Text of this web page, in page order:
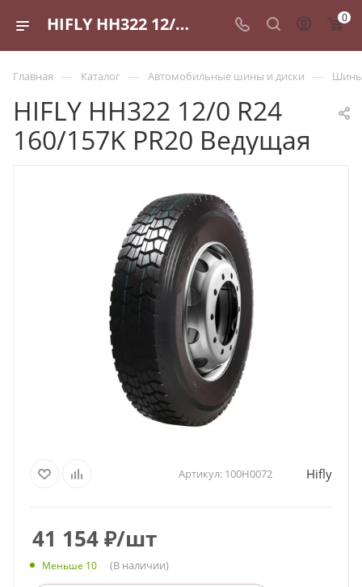
HIFLY HH322 12/0 R24 160/157K PR20 Ведущая - купить в Санкт-Петербурге по выгодной цене 0
Главная — Каталог — Автомобильные шины и диски — Шины
HIFLY HH322 12/0 R24
160/157K PR20 Ведущая
Артикул: 100H0072 Hifly
41 154₽/шт
Меньше 10 (В наличии)